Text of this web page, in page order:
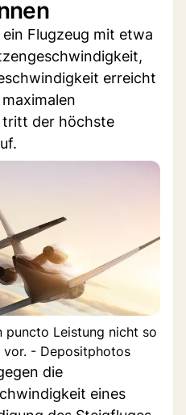
Flugzeug mit etwa
erreicht
tritt der höchste
puncto Leistung nicht so
vor. - Depositphotos
die
eines